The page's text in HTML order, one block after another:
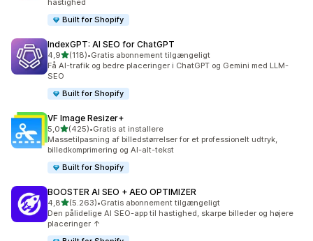
hastighed
Built for Shopify
IndexGPT: AI SEO for ChatGPT
4,9ud af 5 stjerner
(118)
118 anmeldelser i alt
•Gratis abonnement tilgængeligt
Få AI-trafik og bedre placeringer i ChatGPT og Gemini med LLM-
SEO
Built for Shopify
VF Image Resizer+
5,0ud af 5 stjerner
(425)
425 anmeldelser i alt
•Gratis at installere
Massetilpasning af billedstørrelser for et professionelt udtryk,
billedkomprimering og AI-alt-tekst
Built for Shopify
BOOSTER AI SEO + AEO OPTIMIZER
4,8ud af 5 stjerner
(5.263)
5263 anmeldelser i alt
•Gratis abonnement tilgængeligt
Den pålidelige AI SEO-app til hastighed, skarpe billeder og højere
placeringer ↑